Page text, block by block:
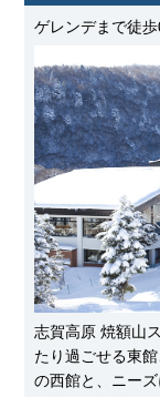
ゲレンデまで徒
志賀高原 焼額山
たり過ごせる東
の西館と、ニー